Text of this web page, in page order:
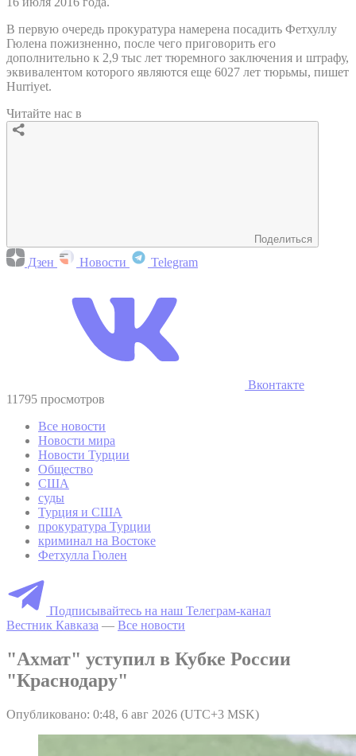
В первую очередь прокуратура намерена посадить Фетхуллу
Гюлена пожизненно, после чего приговорить его
дополнительно к 2,9 тыс лет тюремного заключения и штрафу,
эквивалентом которого являются еще 6027 лет тюрьмы, пишет
Hurriyet.
Читайте нас в
Поделиться
Дзен Новости Telegram
Вконтакте
11795 просмотров
Все новости
Новости мира
Новости Турции
Общество
США
суды
Турция и США
прокуратура Турции
криминал на Востоке
Фетхулла Гюлен
Подписывайтесь на наш Телеграм-канал
Вестник Кавказа — Все новости
"Ахмат" уступил в Кубке России
"Краснодару"
Опубликовано: 0:48, 6 авг 2026 (UTC+3 MSK)